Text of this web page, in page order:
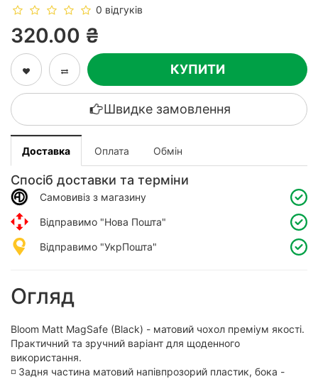
0 відгуків
320.00 ₴
КУПИТИ
Швидке замовлення
Доставка Оплата Обмін
Спосіб доставки та терміни
Самовивіз з магазину
Відправимо "Нова Пошта"
Відправимо "УкрПошта"
Огляд
Bloom Matt MagSafe (Black) - матовий чохол преміум якості.
Практичний та зручний варіант для щоденного
використання.
◽️ Задня частина матовий напівпрозорий пластик, бока -